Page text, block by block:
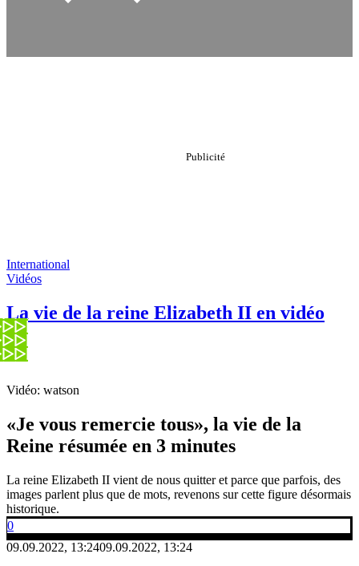
International
Vidéos
La vie de la reine Elizabeth II en vidéo
Vidéo: watson
«Je vous remercie tous», la vie de la
Reine résumée en 3 minutes
La reine Elizabeth II vient de nous quitter et parce que parfois, des
images parlent plus que de mots, revenons sur cette figure désormais
historique.
0
09.09.2022, 13:2409.09.2022, 13:24